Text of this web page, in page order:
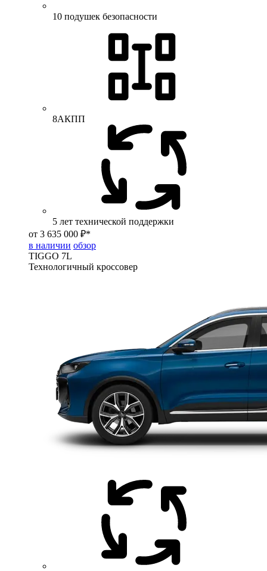
10 подушек безопасности
8АКПП
5 лет технической поддержки
от 3 635 000 ₽*
в наличии обзор
TIGGO 7L
Технологичный кроссовер